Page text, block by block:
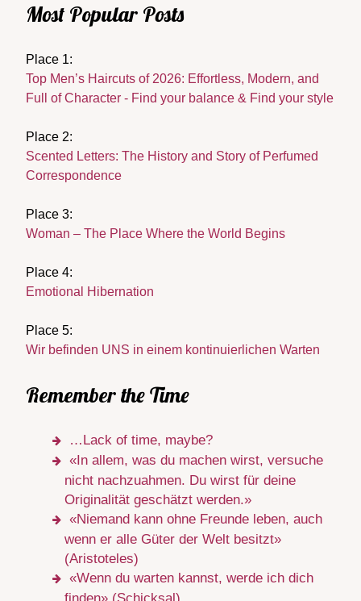
Most Popular Posts
Place 1:
Top Men’s Haircuts of 2026: Effortless, Modern, and
Full of Character - Find your balance & Find your style
Place 2:
Scented Letters: The History and Story of Perfumed
Correspondence
Place 3:
Woman – The Place Where the World Begins
Place 4:
Emotional Hibernation
Place 5:
Wir befinden UNS in einem kontinuierlichen Warten
Remember the Time
…Lack of time, maybe?
«In allem, was du machen wirst, versuche
nicht nachzuahmen. Du wirst für deine
Originalität geschätzt werden.»
«Niemand kann ohne Freunde leben, auch
wenn er alle Güter der Welt besitzt»
(Aristoteles)
«Wenn du warten kannst, werde ich dich